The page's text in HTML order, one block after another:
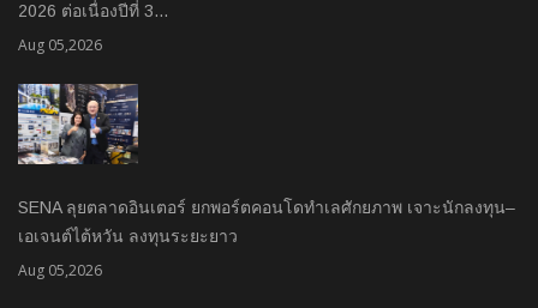
2026 ต่อเนื่องปีที่ 3…
Aug 05,2026
SENA ลุยตลาดอินเตอร์ ยกพอร์ตคอนโดทำเลศักยภาพ เจาะนักลงทุน–
เอเจนต์ไต้หวัน ลงทุนระยะยาว
Aug 05,2026